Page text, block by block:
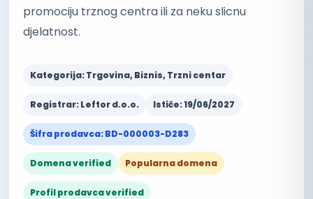
promociju trznog centra ili za neku slicnu
djelatnost.
Kategorija: Trgovina, Biznis, Trzni centar
Registrar: Leftor d.o.o. Ističe: 19/06/2027
Šifra prodavca: BD-000003-D283
Domena verified Popularna domena
Profil prodavca verified